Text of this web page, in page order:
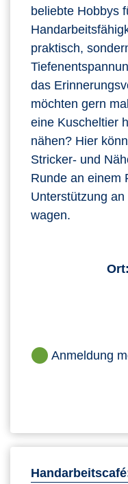
beliebte Hobbys
praktisch,
das
möchten gern
eine Kuscheltier
nähen? Hier
Stricker- und
Runde an einem
Unterstützung
wagen.
Ort:
Anmeldung